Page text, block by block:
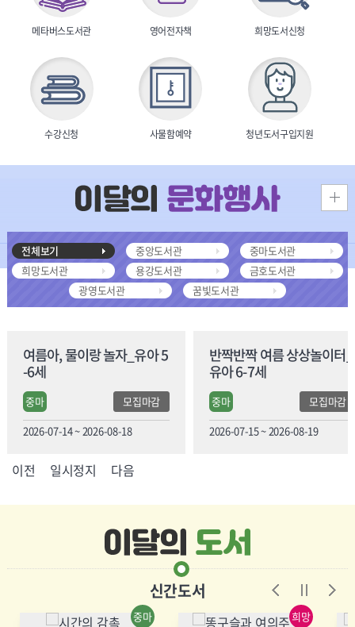
메타버스도서관 영어전자책 희망도서신청
수강신청 사물함예약 청년도서구입지원
전체보기 중앙도서관
중마도서관
희망도서관
용강도서관
금호도서관
광영도서관
꿈빛도서관
여름아, 물이랑 놀자_유아 5
-6세
중마
모집마감
2026-07-14 ~ 2026-08-18
반짝반짝 여름 상상놀이터_
유아 6-7세
중마
모집마감
2026-07-15 ~ 2026-08-19
이전 일시정지 다음
신간도서
중마 희망